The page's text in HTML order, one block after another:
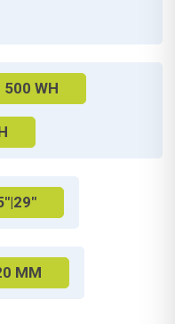
500 WH
MM